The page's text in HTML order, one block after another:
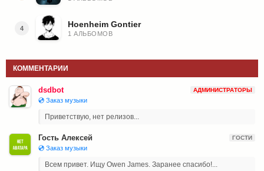
4 Hoenheim Gontier
1 АЛЬБОМОВ
КОММЕНТАРИИ
dsdbot АДМИНИСТРАТОРЫ
💿 Заказ музыки
Приветствую, нет релизов...
Гость Алексей ГОСТИ
💿 Заказ музыки
Всем привет. Ищу Owen James. Заранее спасибо!...